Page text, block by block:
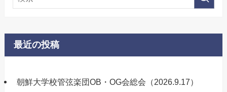
最近の投稿
朝鮮大学校管弦楽団OB・OG会総会（2026.9.17）